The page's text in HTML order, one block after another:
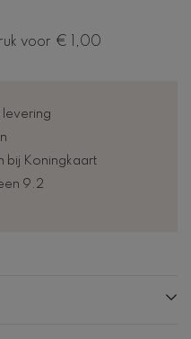
voor € 1,00
levering
bij Koningkaart
9.2